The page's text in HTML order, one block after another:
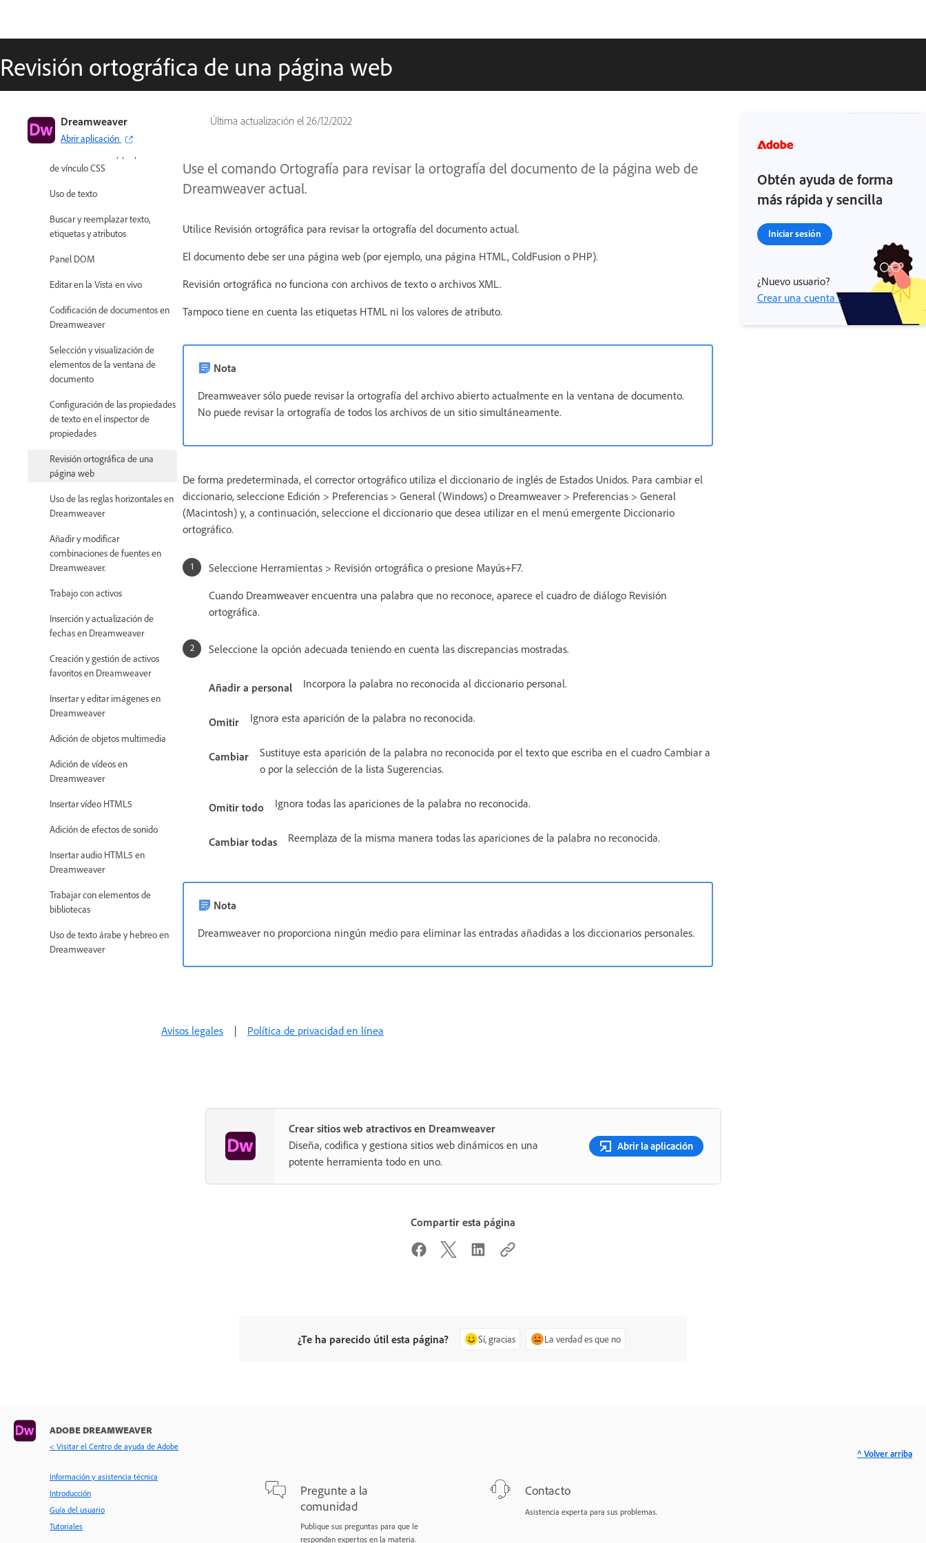
Revisión ortográfica de una página web
Última actualización el 26/12/2022
Dreamweaver
Abrir aplicación
Contenido de página y activos
Configuración de propiedades de
de vínculo CSS
Uso de texto
Buscar y reemplazar texto,
etiquetas y atributos
Panel DOM
Editar en la Vista en vivo
Codificación de documentos en
Dreamweaver
Selección y visualización de
elementos de la ventana de
documento
Configuración de las propiedades
de texto en el inspector de
propiedades
Revisión ortográfica de una
página web
Uso de las reglas horizontales en
Dreamweaver
Añadir y modificar
combinaciones de fuentes en
Dreamweaver.
Trabajo con activos
Inserción y actualización de
fechas en Dreamweaver
Creación y gestión de activos
favoritos en Dreamweaver
Insertar y editar imágenes en
Dreamweaver
Adición de objetos multimedia
Adición de vídeos en
Dreamweaver
Insertar vídeo HTML5
Adición de efectos de sonido
Insertar audio HTML5 en
Dreamweaver
Trabajar con elementos de
bibliotecas
Uso de texto árabe y hebreo en
Dreamweaver
Use el comando Ortografía para revisar la ortografía del documento de la página web de
Dreamweaver actual.
Utilice Revisión ortográfica para revisar la ortografía del documento actual.
El documento debe ser una página web (por ejemplo, una página HTML, ColdFusion o PHP).
Revisión ortográfica no funciona con archivos de texto o archivos XML.
Tampoco tiene en cuenta las etiquetas HTML ni los valores de atributo.
Nota
Dreamweaver sólo puede revisar la ortografía del archivo abierto actualmente en la ventana de documento.
No puede revisar la ortografía de todos los archivos de un sitio simultáneamente.
De forma predeterminada, el corrector ortográfico utiliza el diccionario de inglés de Estados Unidos. Para cambiar el
diccionario, seleccione Edición > Preferencias > General (Windows) o Dreamweaver > Preferencias > General
(Macintosh) y, a continuación, seleccione el diccionario que desea utilizar en el menú emergente Diccionario
ortográfico.
Seleccione Herramientas > Revisión ortográfica o presione Mayús+F7.
Cuando Dreamweaver encuentra una palabra que no reconoce, aparece el cuadro de diálogo Revisión
ortográfica.
Seleccione la opción adecuada teniendo en cuenta las discrepancias mostradas.
Añadir a personal Incorpora la palabra no reconocida al diccionario personal.
Omitir Ignora esta aparición de la palabra no reconocida.
Cambiar
Sustituye esta aparición de la palabra no reconocida por el texto que escriba en el cuadro Cambiar a
o por la selección de la lista Sugerencias.
Omitir todo Ignora todas las apariciones de la palabra no reconocida.
Cambiar todas Reemplaza de la misma manera todas las apariciones de la palabra no reconocida.
Nota
Dreamweaver no proporciona ningún medio para eliminar las entradas añadidas a los diccionarios personales.
Obtén ayuda de forma
más rápida y sencilla
Iniciar sesión
¿Nuevo usuario?
Crear una cuenta ›
Avisos legales | Política de privacidad en línea
Crear sitios web atractivos en Dreamweaver
Diseña, codifica y gestiona sitios web dinámicos en una
potente herramienta todo en uno.
Abrir la aplicación
Compartir esta página
¿Te ha parecido útil esta página? Sí, gracias La verdad es que no
ADOBE DREAMWEAVER
< Visitar el Centro de ayuda de Adobe
Información y asistencia técnica
Introducción
Guía del usuario
Tutoriales
Pregunte a la
comunidad
Publique sus preguntas para que le
respondan expertos en la materia.
Contacto
Asistencia experta para sus problemas.
^ Volver arriba